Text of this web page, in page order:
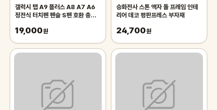
갤럭시 탭 A9 플러스 A8 A7 A6
정전식 터치펜 펜슬 S펜 호환 충전
19,000원
승화전사 스톤 액자 돌 프레임 인테
리어 데코 평판프레스 부자재
24,700원